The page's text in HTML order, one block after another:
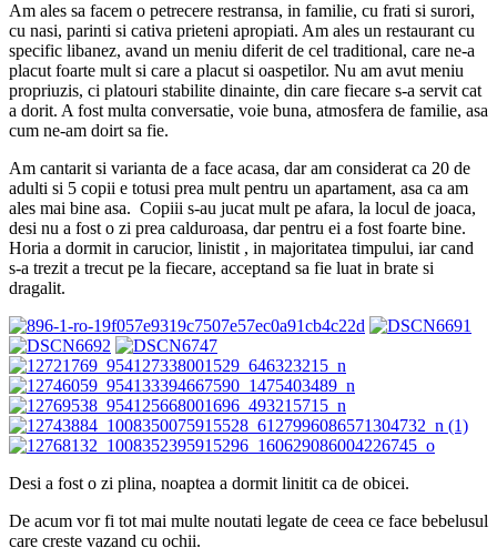
Am ales sa facem o petrecere restransa, in familie, cu frati si surori,
cu nasi, parinti si cativa prieteni apropiati. Am ales un restaurant cu
specific libanez, avand un meniu diferit de cel traditional, care ne-a
placut foarte mult si care a placut si oaspetilor. Nu am avut meniu
propriuzis, ci platouri stabilite dinainte, din care fiecare s-a servit cat
a dorit. A fost multa conversatie, voie buna, atmosfera de familie, asa
cum ne-am doirt sa fie.
Am cantarit si varianta de a face acasa, dar am considerat ca 20 de
adulti si 5 copii e totusi prea mult pentru un apartament, asa ca am
ales mai bine asa. Copiii s-au jucat mult pe afara, la locul de joaca,
desi nu a fost o zi prea calduroasa, dar pentru ei a fost foarte bine.
Horia a dormit in carucior, linistit , in majoritatea timpului, iar cand
s-a trezit a trecut pe la fiecare, acceptand sa fie luat in brate si
dragalit.
Desi a fost o zi plina, noaptea a dormit linitit ca de obicei.
De acum vor fi tot mai multe noutati legate de ceea ce face bebelusul
care creste vazand cu ochii.